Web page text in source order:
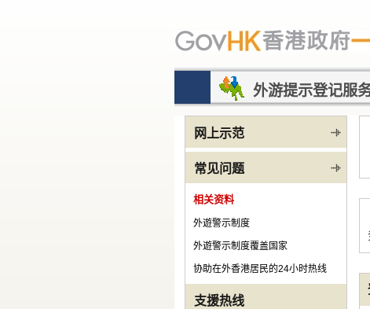
外游提示登记服
网上示范
常见问题
相关资料
外遊警示制度
外遊警示制度覆盖国家
协助在外香港居民的24小时热线
支援热线